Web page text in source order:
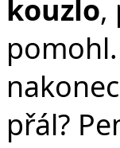
kouzlo,
přál?